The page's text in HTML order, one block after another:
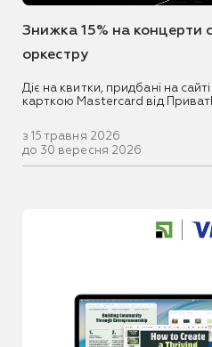
Знижка 15% на концерти
оркестру
Діє на квитки, придбані на
карткою Mastercard від
з 15 травня 2026
до 30 вересня 2026